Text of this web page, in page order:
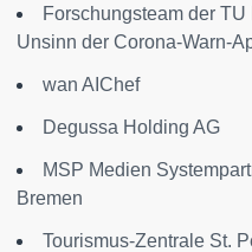
Forschungsteam der
Unsinn der Corona-Warn-
wan AIChef
Degussa Holding AG
MSP Medien
Bremen
Tourismus-Zentrale St.